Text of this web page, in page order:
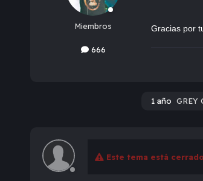
Miembros
666
Gracias por
1 año GREY
Este tema está